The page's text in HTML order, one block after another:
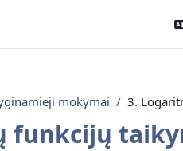
mokymai 3.
funkcijų